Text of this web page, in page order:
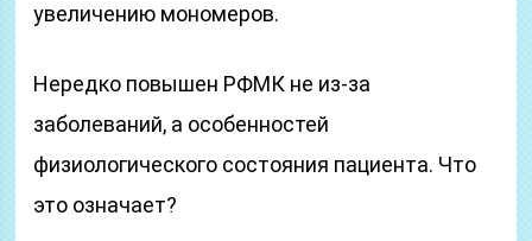
увеличению мономеров.
Нередко повышен РФМК не из-за
заболеваний, а особенностей
физиологического состояния пациента. Что
это означает?